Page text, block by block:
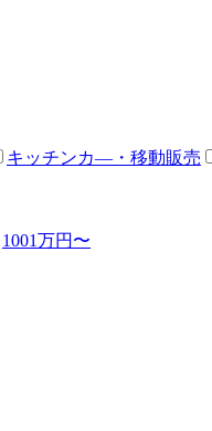
キッチンカ―・移動販売
1001万円〜